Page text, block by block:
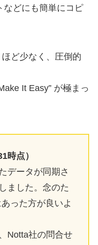
などにも簡単にコピ
ど少なく、圧倒的
It Easy” が極まっ
時点）
データが同期さ
ました。念のた
った方が良いよ
Notta社の問合せ